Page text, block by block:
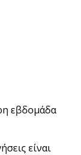
εβδομάδα
είναι